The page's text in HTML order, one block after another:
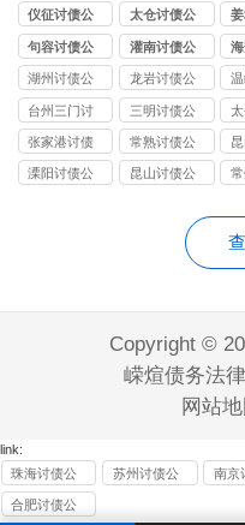
司
司
司
仪征讨债公
司
太仓讨债公
司
司
句容讨债公
司
灌南讨债公
司
司
湖州讨债公
司
龙岩讨债公
司
司
台州三门讨
债公司
三明讨债公
司
司
张家港讨债
公司
常熟讨债公
司
司
溧阳讨债公
昆山讨债公
Copyright ©
嵘煊债务法
网站地
link:
珠海讨债公
司
苏州讨债公
南京
合肥讨债公